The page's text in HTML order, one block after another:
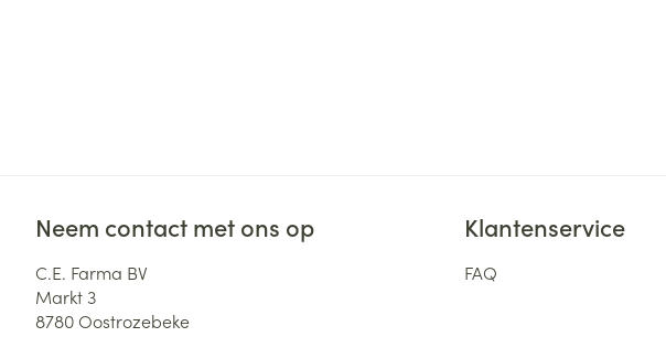
Neem contact met ons op
C.E. Farma BV
Markt 3
8780Oostrozebeke
Klantenservice
FAQ